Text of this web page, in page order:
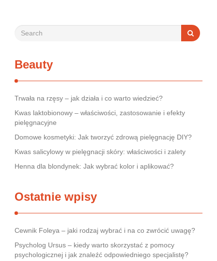
Beauty
Trwała na rzęsy – jak działa i co warto wiedzieć?
Kwas laktobionowy – właściwości, zastosowanie i efekty
pielęgnacyjne
Domowe kosmetyki: Jak tworzyć zdrową pielęgnację DIY?
Kwas salicylowy w pielęgnacji skóry: właściwości i zalety
Henna dla blondynek: Jak wybrać kolor i aplikować?
Ostatnie wpisy
Cewnik Foleya – jaki rodzaj wybrać i na co zwrócić uwagę?
Psycholog Ursus – kiedy warto skorzystać z pomocy
psychologicznej i jak znaleźć odpowiedniego specjalistę?